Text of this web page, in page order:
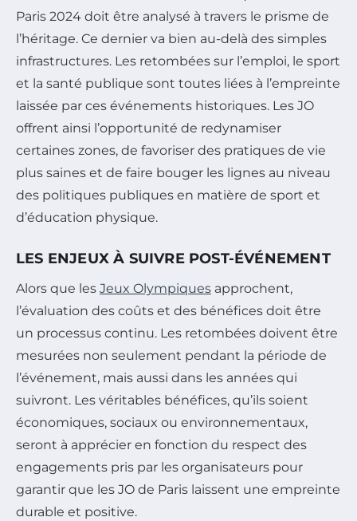
Paris 2024 doit être analysé à travers le prisme de
l’héritage. Ce dernier va bien au-delà des simples
infrastructures. Les retombées sur l’emploi, le sport
et la santé publique sont toutes liées à l’empreinte
laissée par ces événements historiques. Les JO
offrent ainsi l’opportunité de redynamiser
certaines zones, de favoriser des pratiques de vie
plus saines et de faire bouger les lignes au niveau
des politiques publiques en matière de sport et
d’éducation physique.
LES ENJEUX À SUIVRE POST-ÉVÉNEMENT
Alors que les Jeux Olympiques approchent,
l’évaluation des coûts et des bénéfices doit être
un processus continu. Les retombées doivent être
mesurées non seulement pendant la période de
l’événement, mais aussi dans les années qui
suivront. Les véritables bénéfices, qu’ils soient
économiques, sociaux ou environnementaux,
seront à apprécier en fonction du respect des
engagements pris par les organisateurs pour
garantir que les JO de Paris laissent une empreinte
durable et positive.